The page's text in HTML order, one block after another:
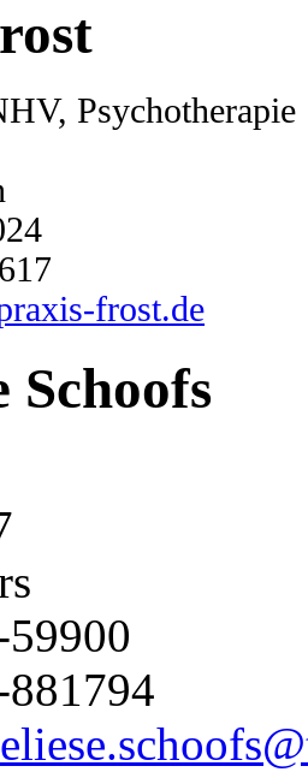
Psychotherapie
frost.de
Schoofs